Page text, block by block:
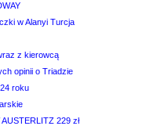
w Alanyi Turcja
z kierowcą
opinii o Triadzie
roku
229 zł